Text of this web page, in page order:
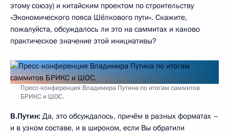
этому союзу) и китайским проектом по строительству
«Экономического пояса Шёлкового пути». Скажите,
пожалуйста, обсуждалось ли это на саммитах и каково
практическое значение этой инициативы?
Пресс-конференция Владимира Путина по итогам саммитов
БРИКС и ШОС.
В.Путин: Да, это обсуждалось, причём в разных форматах –
и в узком составе, и в широком, если Вы обратили